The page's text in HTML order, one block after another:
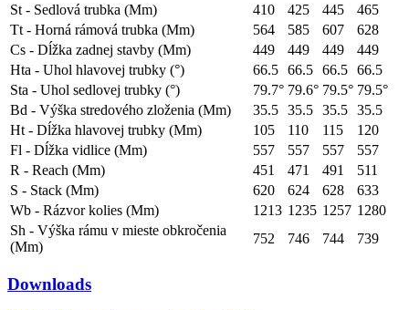
St - Sedlová trubka (Mm)
410 425 445
465
Tt - Horná rámová trubka (Mm)
564 585 607
628
Cs - Dĺžka zadnej stavby (Mm)
449 449 449
449
Hta - Uhol hlavovej trubky (°)
66.5 66.5 66.5 66.5
Sta - Uhol sedlovej trubky (°)
79.7° 79.6° 79.5° 79.5°
Bd - Výška stredového zloženia (Mm)
35.5 35.5 35.5 35.5
Ht - Dĺžka hlavovej trubky (Mm)
105 110 115
120
Fl - Dĺžka vidlice (Mm)
557 557 557
557
R - Reach (Mm)
451 471 491
511
S - Stack (Mm)
620 624 628
633
Wb - Rázvor kolies (Mm)
1213 1235 1257 1280
Sh - Výška rámu v mieste obkročenia
(Mm)
752 746 744 739
Downloads